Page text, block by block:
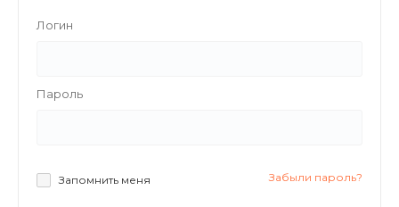
Логин
Пароль
Запомнить меня Забыли пароль?